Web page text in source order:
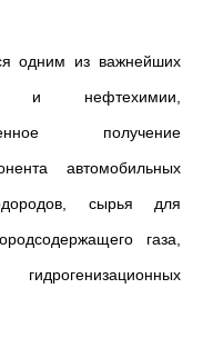
одним из важнейших
и нефтехимии,
получение
автомобильных
сырья для
газа,